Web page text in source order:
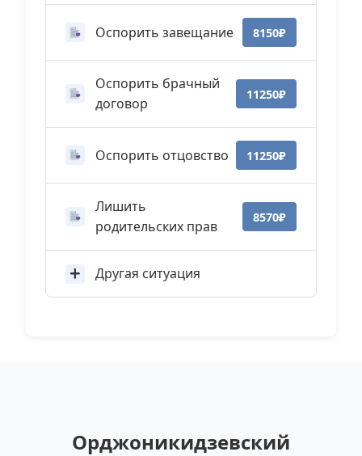
Оспорить завещание 8150₽
Оспорить брачный
договор
11250₽
Оспорить отцовство 11250₽
Лишить
родительских прав
8570₽
Другая ситуация
Орджоникидзевский